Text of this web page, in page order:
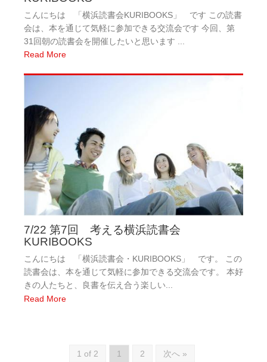
こんにちは 「横浜読書会KURIBOOKS」 です この読書
会は、本を通じて気軽に参加できる交流会です 今回、第
31回朝の読書会を開催したいと思います ...
Read More
7/22 第7回 考える横浜読書会
KURIBOOKS
こんにちは 「横浜読書会・KURIBOOKS」 です。 この
読書会は、本を通じて気軽に参加できる交流会です。 本好
きの人たちと、良書を伝え合う楽しい...
Read More
1 of 2 1 2 次へ »